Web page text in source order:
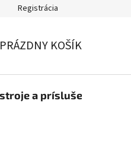
Registrácia
PRÁZDNY KOŠÍK
a príslušenstvo